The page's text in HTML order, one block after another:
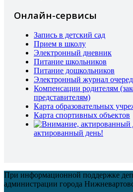
Онлайн-сервисы
Запись в детский сад
Прием в школу
Электронный дневник
Питание школьников
Питание дошкольников
Электронный журнал
Компенсации родителям
представителям)
Карта образовательных
Карта спортивных объектов
актированный день!
При информационной поддержке
администрации города